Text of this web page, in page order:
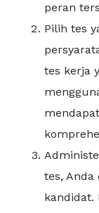
peran
Pilih tes
tes kerja
tes,
kandidat.